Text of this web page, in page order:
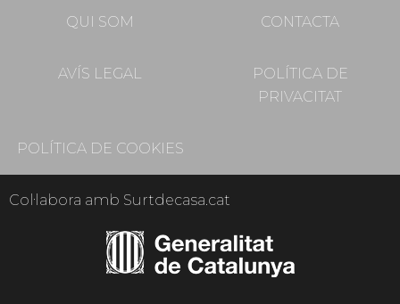
QUI SOM CONTACTA
AVÍS LEGAL
POLÍTICA DE
PRIVACITAT
POLÍTICA DE COOKIES
Col·labora amb Surtdecasa.cat